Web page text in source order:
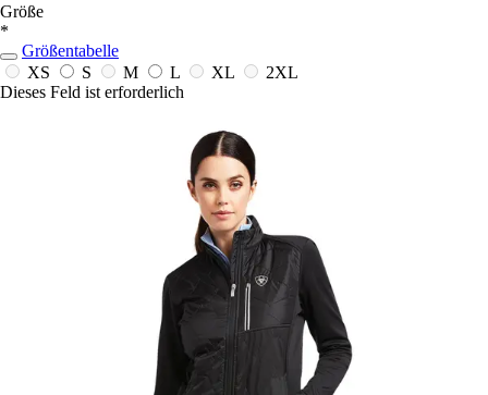
Größe
*
Größentabelle
XS
S M L XL
2XL
Dieses Feld ist erforderlich